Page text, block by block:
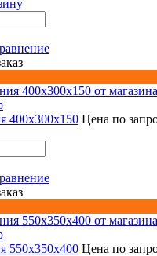
400х300х150 Цена по
550х350х400 Цена по